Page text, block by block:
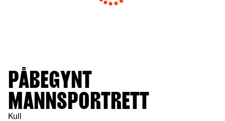
PÅBEGYNT
MANNSPORTRETT
Kull